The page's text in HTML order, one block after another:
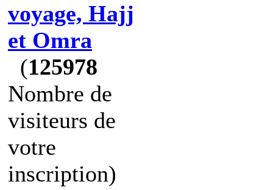
voyage, Hajj
et Omra
(125978
Nombre de
visiteurs de
votre
inscription)